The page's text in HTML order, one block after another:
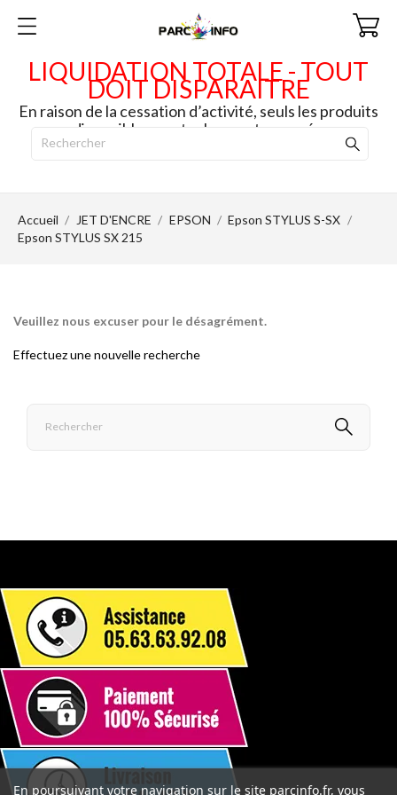
LIQUIDATION TOTALE - TOUT
DOIT DISPARAITRE
En raison de la cessation d’activité, seuls les produits
disponibles en stock seront envoyés.
Accueil JET D'ENCRE EPSON
Epson STYLUS S-SX
Epson STYLUS SX 215
Veuillez nous excuser pour le désagrément.
Effectuez une nouvelle recherche
En poursuivant votre navigation sur le site parcinfo.fr, vous